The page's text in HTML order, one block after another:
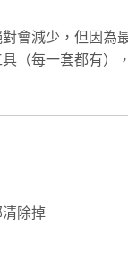
會減少，但因
（每一套都有
除掉